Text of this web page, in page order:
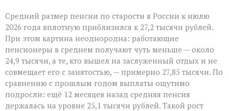
Средний размер пенсии по старости в России к июлю
2026 года вплотную приблизился к 27,2 тысячи рублей.
При этом картина неоднородна: работающие
пенсионеры в среднем получают чуть меньше — около
24,9 тысячи, а те, кто вышел на заслуженный отдых и не
совмещает его с занятостью, — примерно 27,85 тысячи. По
сравнению с прошлым годом выплаты ощутимо
подросли: ещё 12 месяцев назад средняя пенсия
держалась на уровне 25,1 тысячи рублей. Такой рост